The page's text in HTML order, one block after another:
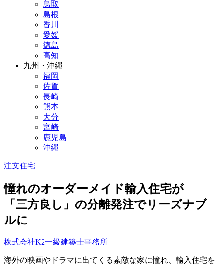
鳥取
島根
香川
愛媛
徳島
高知
九州・沖縄
福岡
佐賀
長崎
熊本
大分
宮崎
鹿児島
沖縄
注文住宅
憧れのオーダーメイド輸入住宅が
「三方良し」の分離発注でリーズナブ
ルに
株式会社K2一級建築士事務所
海外の映画やドラマに出てくる素敵な家に憧れ、輸入住宅を